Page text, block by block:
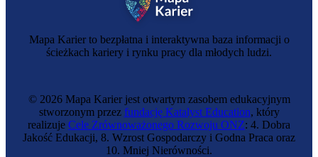
Mapa Karier to bezpłatna i interaktywna baza informacji o
ścieżkach kariery i rynku pracy dla młodych ludzi.
© 2026 Mapa Karier jest otwartym zasobem edukacyjnym
stworzonym przez fundację Katalyst Education, który
realizuje Cele Zrównoważonego Rozwoju ONZ: 4. Dobra
Jakość Edukacji, 8. Wzrost Gospodarczy i Godna Praca oraz
10. Mniej Nierówności.